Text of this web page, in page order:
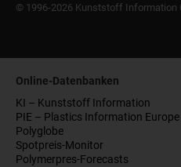
© 1996-2026 Kunststoff Information
Online-Datenbanken
KI – Kunststoff Information
PIE – Plastics Information Europe
Polyglobe
Spotpreis-Monitor
Polymerpres-Forecasts